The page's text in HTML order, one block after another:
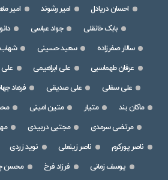
احسان دریادل امیر رشوند امیر
بابک خانقلی
جواد عباسی
سالار صفرزاده
سعید حسینی
عرفان طهماسبی
علی ابراهیمی علی
علی سفلی
علی صدیقی فرهاد
ماکان بند
متیار متین امینی
مرتضی سرمدی
مجتبی دربیدی
ناصر پورکرم
ناصر زینعلی نوید زردی
یوسف زمانی
فرزاد فرخ محسن